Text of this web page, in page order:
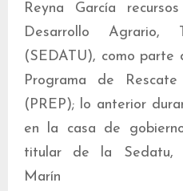
Reyna García
Desarrollo Agrario,
(SEDATU), como
Programa de
(PREP); lo anterior
en la casa de
titular de la Sedatu,
Marín